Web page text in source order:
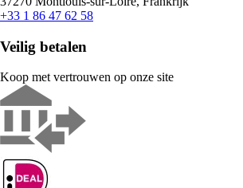
+33 1 86 47 62 58
Veilig betalen
Koop met vertrouwen op onze site